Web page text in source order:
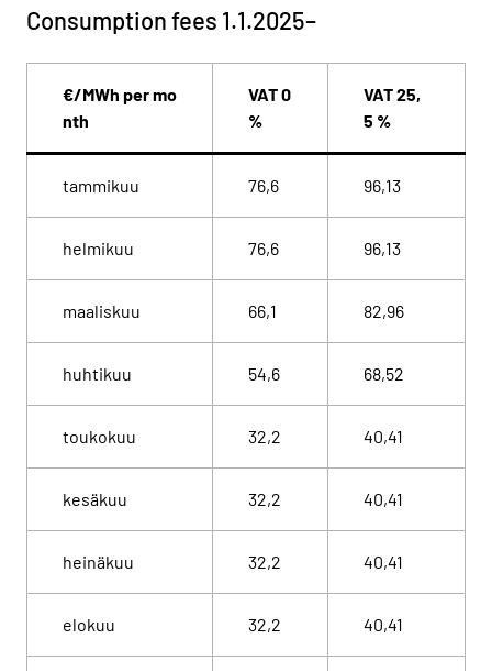
Consumption fees 1.1.2025–
€/MWh per mo
nth
VAT 0
%
VAT 25,
5 %
tammikuu 76,6 96,13
helmikuu 76,6 96,13
maaliskuu 66,1 82,96
huhtikuu 54,6 68,52
toukokuu 32,2 40,41
kesäkuu 32,2 40,41
heinäkuu 32,2 40,41
elokuu 32,2 40,41